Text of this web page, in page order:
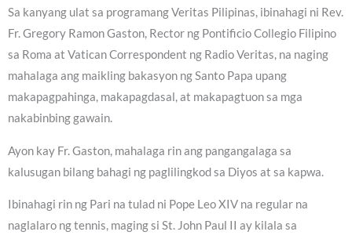
Sa kanyang ulat sa programang Veritas Pilipinas, ibinahagi ni Rev.
Fr. Gregory Ramon Gaston, Rector ng Pontificio Collegio Filipino
sa Roma at Vatican Correspondent ng Radio Veritas, na naging
mahalaga ang maikling bakasyon ng Santo Papa upang
makapagpahinga, makapagdasal, at makapagtuon sa mga
nakabinbing gawain.
Ayon kay Fr. Gaston, mahalaga rin ang pangangalaga sa
kalusugan bilang bahagi ng paglilingkod sa Diyos at sa kapwa.
Ibinahagi rin ng Pari na tulad ni Pope Leo XIV na regular na
naglalaro ng tennis, maging si St. John Paul II ay kilala sa